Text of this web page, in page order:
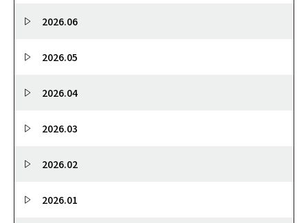
2026.06
2026.05
2026.04
2026.03
2026.02
2026.01